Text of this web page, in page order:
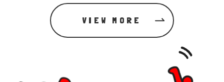
VIEW MORE